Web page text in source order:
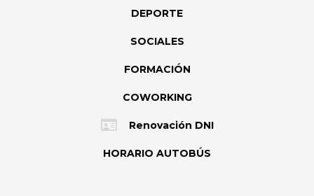
DEPORTE
SOCIALES
FORMACIÓN
COWORKING
Renovación DNI
HORARIO AUTOBÚS